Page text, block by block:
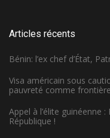
Articles récents
Bénin: l’ex chef d’État,
Visa américain sous
pauvreté comme frontière
Appel à l’élite guinéenne
République !